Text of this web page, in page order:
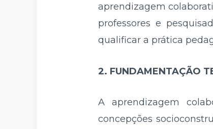
aprendizagem
professores e
qualificar a prática
2. FUNDAMENTAÇÃO
A aprendizagem
concepções